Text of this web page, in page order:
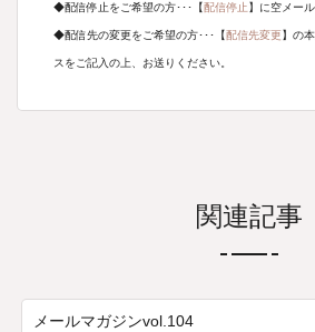
◆配信停止をご希望の方･･･【配信停止】に空メー
◆配信先の変更をご希望の方･･･【配信先変更】の
スをご記入の上、お送りください。
関連記事
メールマガジンvol.104